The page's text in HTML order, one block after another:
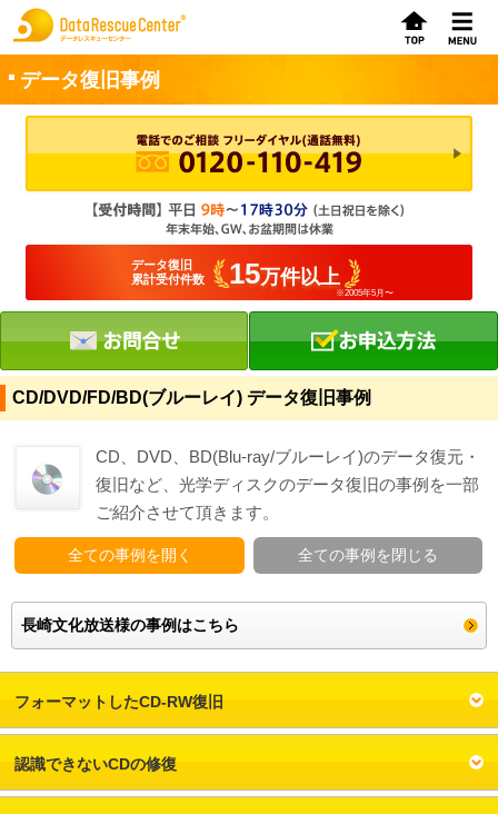
データ復旧事例
データ復旧
累計受付件数
15万件以上
※2005年5月〜
CD/DVD/FD/BD(ブルーレイ) データ復旧事例
CD、DVD、BD(Blu-ray/ブルーレイ)のデータ復元・
復旧など、光学ディスクのデータ復旧の事例を一部
ご紹介させて頂きます。
全ての事例を開く 全ての事例を閉じる
長崎文化放送様の事例はこちら
フォーマットしたCD-RW復旧
認識できないCDの修復
お申込方法
お問合せ
初めてのお客さまへ
サービスの流れ
データレスキューセンターの特徴
データ復旧料金
お客さまの声
対応メディア
データ復旧特集
プライバシーマーク認定
ISO27001(ISMS)認証